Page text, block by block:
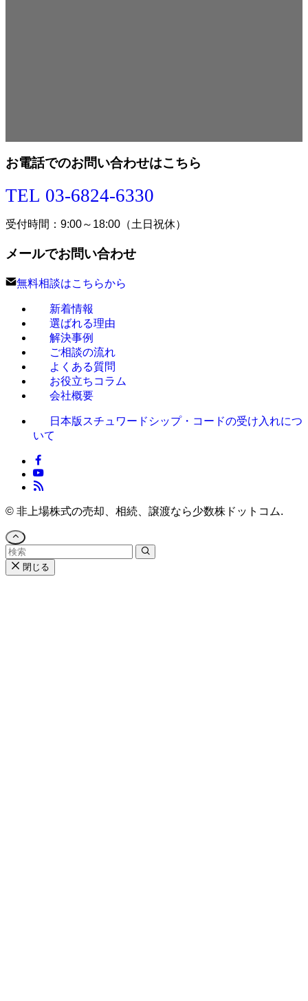
お電話でのお問い合わせはこちら
TEL 03-6824-6330
受付時間：9:00～18:00（土日祝休）
メールでお問い合わせ
無料相談はこちらから
新着情報
選ばれる理由
解決事例
ご相談の流れ
よくある質問
お役立ちコラム
会社概要
日本版スチュワードシップ・コードの受け入れにつ
いて
© 非上場株式の売却、相続、譲渡なら少数株ドットコム.
閉じる